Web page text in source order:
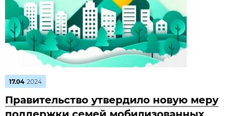
17.04 2024
Правительство утвердило новую меру